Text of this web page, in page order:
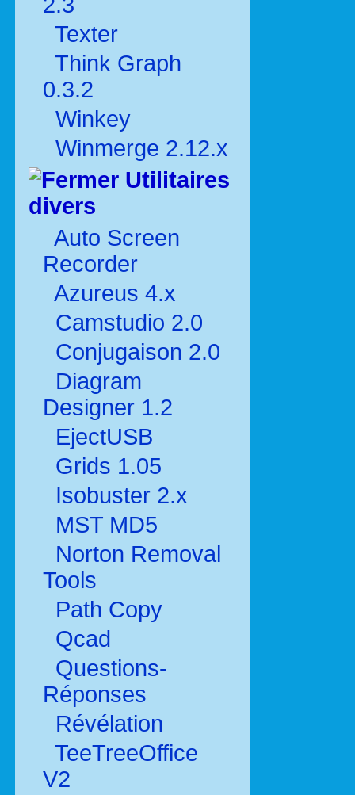
Texter
Think Graph
0.3.2
Winkey
Winmerge 2.12.x
Utilitaires
divers
Auto Screen
Recorder
Azureus 4.x
Camstudio 2.0
Conjugaison 2.0
Diagram
Designer 1.2
EjectUSB
Grids 1.05
Isobuster 2.x
MST MD5
Norton Removal
Tools
Path Copy
Qcad
Questions-
Réponses
Révélation
TeeTreeOffice
V2